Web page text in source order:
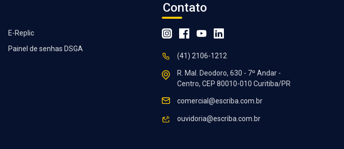
E-Replic
Painel de senhas DSGA
Contato
instagramfacebook
youtube
(41) 2106-1212
R. Mal. Deodoro, 630 - 7º Andar -
Centro, CEP 80010-010 Curitiba/PR
comercial@escriba.com.br
ouvidoria@escriba.com.br